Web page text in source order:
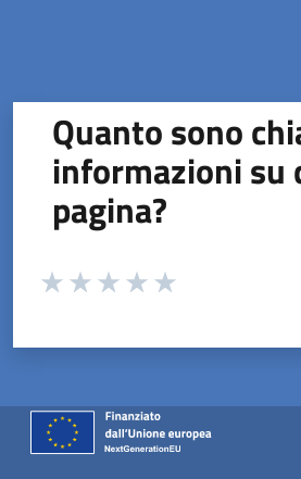
Quanto sono
informazioni su
pagina?
Valuta da 1 a 5 stelle la pagina